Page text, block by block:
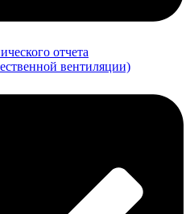
отчета
вентиляции)